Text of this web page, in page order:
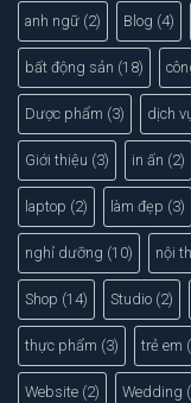
anh ngữ (2) Blog (4)
bất động sản (18)
Dược phẩm (3) dịch
Giới thiệu (3) in ấn (2)
laptop (2) làm đẹp (3)
nghỉ dưỡng (10) nội
Shop (14) Studio (2)
thực phẩm (3) trẻ em
Website (2) Wedding